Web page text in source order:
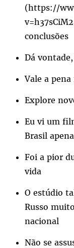
(https://
conclusões
Dá
Vale a
Explore
Eu vi um
Brasil
Foi a pior
vida
O estúdio
Russo
nacional
Não se